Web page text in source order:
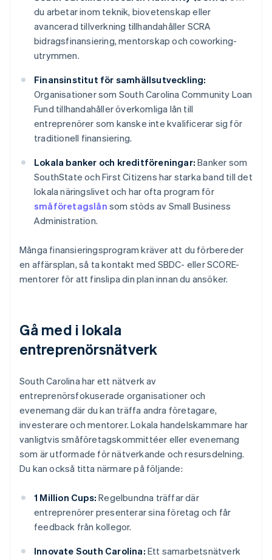
du arbetar inom teknik, biovetenskap eller
avancerad tillverkning tillhandahåller SCRA
bidragsfinansiering, mentorskap och coworking-
utrymmen.
Finansinstitut för samhällsutveckling:
Organisationer som South Carolina Community Loan
Fund tillhandahåller överkomliga lån till
entreprenörer som kanske inte kvalificerar sig för
traditionell finansiering.
Lokala banker och kreditföreningar: Banker som
SouthState och First Citizens har starka band till det
lokala näringslivet och har ofta program för
småföretagslån som stöds av Small Business
Administration.
Många finansieringsprogram kräver att du förbereder
en affärsplan, så ta kontakt med SBDC- eller SCORE-
mentorer för att finslipa din plan innan du ansöker.
Gå med i lokala
entreprenörsnätverk
South Carolina har ett nätverk av
entreprenörsfokuserade organisationer och
evenemang där du kan träffa andra företagare,
investerare och mentorer. Lokala handelskammare har
vanligtvis småföretagskommittéer eller evenemang
som är utformade för nätverkande och resursdelning.
Du kan också titta närmare på följande:
1 Million Cups: Regelbundna träffar där
entreprenörer presenterar sina företag och får
feedback från kollegor.
Innovate South Carolina: Ett samarbetsnätverk